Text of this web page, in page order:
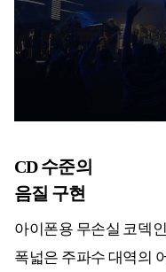
CD 수준의
음질 구현
아이폰용 무손실 코덱
폭넓은 주파수 대역의